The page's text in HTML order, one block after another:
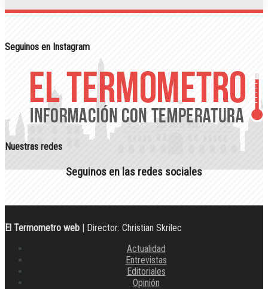
Seguinos en Instagram
Nuestras redes
Seguinos en las redes sociales
El Termometro web | Director: Christian Skrilec
Actualidad
Entrevistas
Editoriales
Opinión